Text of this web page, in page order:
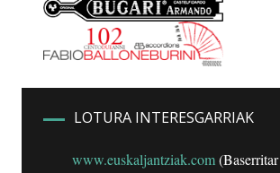
LOTURA INTERESGARRIAK
www.euskaljantziak.com(Baserritar